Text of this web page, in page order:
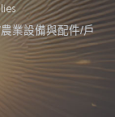
業設備與配件/戶